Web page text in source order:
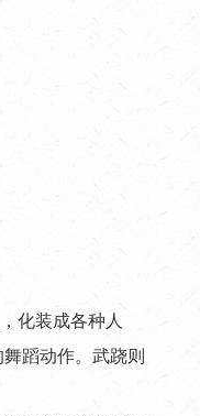
化装成各种人
蹈动作。武跷则